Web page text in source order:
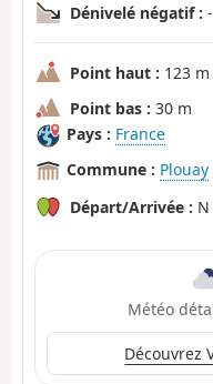
Dénivelé négatif :
Point haut : 123 m
Point bas : 30 m
Pays : France
Commune : Plouay
Départ/Arrivée :
Météo
Découvrez